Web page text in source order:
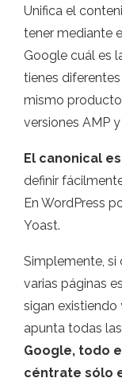
Unifica el
tener mediante
Google cuál es
tienes diferentes
mismo
versiones AMP
El canonical
definir
En WordPress
Yoast.
Simplemente, si
varias páginas
sigan existiendo
apunta todas
Google, todo
céntrate sólo